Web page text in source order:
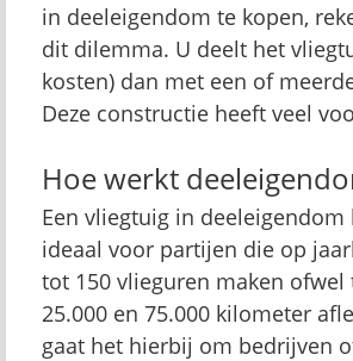
in deeleigendom te kopen,
dit dilemma. U deelt het
kosten) dan met een of
Deze constructie heeft veel
Hoe werkt
Een vliegtuig in deeleigendom
ideaal voor partijen die op
tot 150 vlieguren maken ofwel
25.000 en 75.000 kilometer
gaat het hierbij om bedrijven